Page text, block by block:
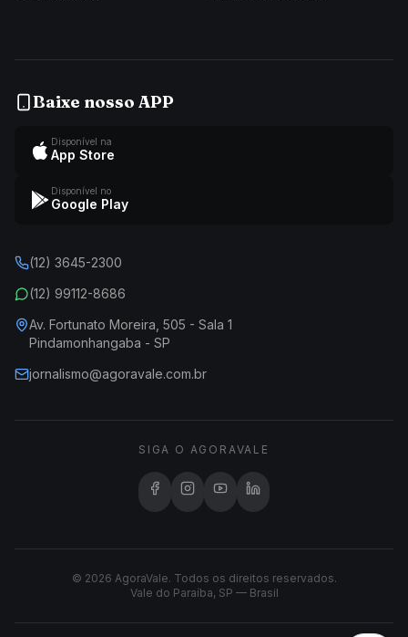
Baixe nosso APP
Disponível na
App Store
Disponível no
Google Play
(12) 3645-2300
(12) 99112-8686
Av. Fortunato Moreira, 505 - Sala 1
Pindamonhangaba - SP
jornalismo@agoravale.com.br
SIGA O AGORAVALE
© 2026 AgoraVale. Todos os direitos reservados.
Vale do Paraíba, SP — Brasil